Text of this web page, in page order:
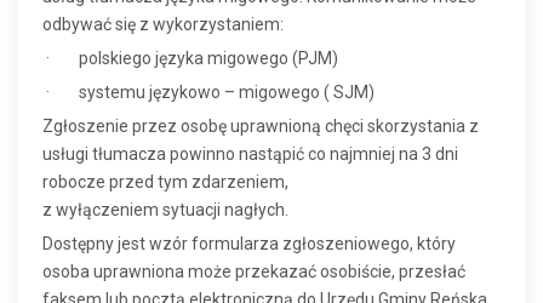
odbywać się z wykorzystaniem:
· polskiego języka migowego (PJM)
· systemu językowo – migowego ( SJM)
Zgłoszenie przez osobę uprawnioną chęci skorzystania z
usługi tłumacza powinno nastąpić co najmniej na 3 dni
robocze przed tym zdarzeniem,
z wyłączeniem sytuacji nagłych.
Dostępny jest wzór formularza zgłoszeniowego, który
osoba uprawniona może przekazać osobiście, przesłać